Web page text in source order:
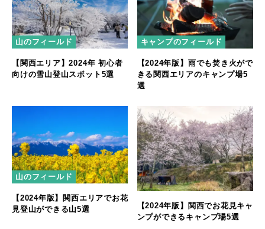
山のフィールド
【関西エリア】2024年 初心者
向けの雪山登山スポット5選
キャンプのフィールド
【2024年版】雨でも焚き火がで
きる関西エリアのキャンプ場5
選
山のフィールド
【2024年版】関西エリアでお花
見登山ができる山5選
【2024年版】関西でお花見キャ
ンプができるキャンプ場5選